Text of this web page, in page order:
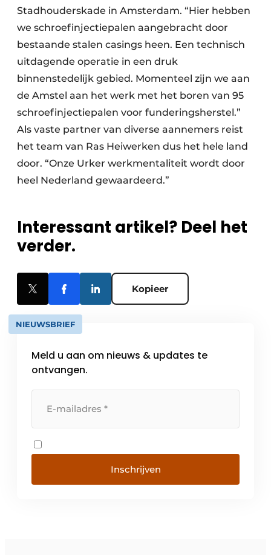
Stadhouderskade in Amsterdam. “Hier hebben
we schroefinjectiepalen aangebracht door
bestaande stalen casings heen. Een technisch
uitdagende operatie in een druk
binnenstedelijk gebied. Momenteel zijn we aan
de Amstel aan het werk met het boren van 95
schroefinjectiepalen voor funderingsherstel.”
Als vaste partner van diverse aannemers reist
het team van Ras Heiwerken dus het hele land
door. “Onze Urker werkmentaliteit wordt door
heel Nederland gewaardeerd.”
Interessant artikel? Deel het
verder.
Kopieer
NIEUWSBRIEF
Meld u aan om nieuws & updates te
ontvangen.
Inschrijven